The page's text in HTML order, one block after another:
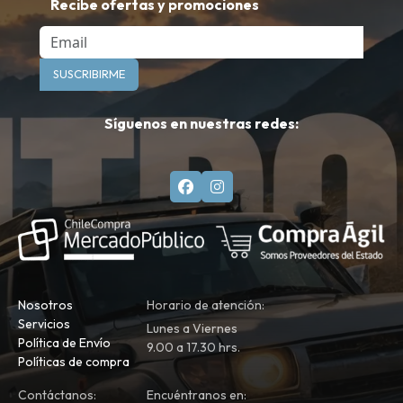
Recibe ofertas y promociones
Email
SUSCRIBIRME
Síguenos en nuestras redes:
Nosotros
Servicios
Política de Envío
Políticas de compra
Horario de atención:
Lunes a Viernes
9.00 a 17.30 hrs.
Contáctanos: Encuéntranos en: